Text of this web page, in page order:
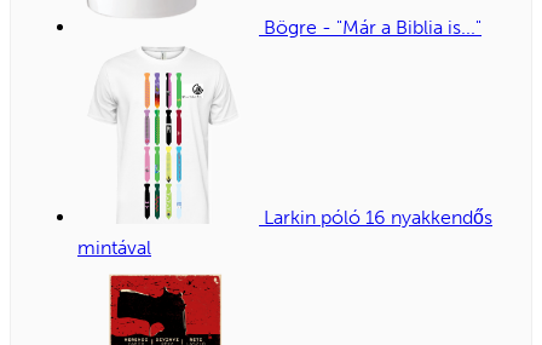
Bögre - "Már a Biblia is..."
Larkin póló 16 nyakkendős
mintával